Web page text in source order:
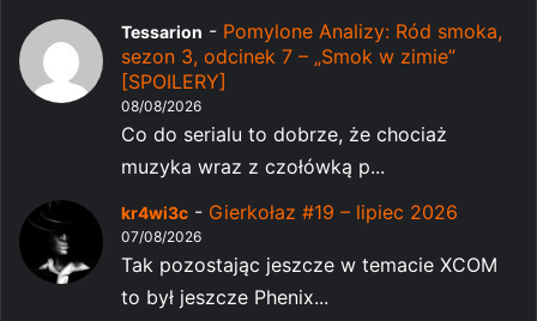
Tessarion - Pomylone Analizy: Ród smoka,
sezon 3, odcinek 7 – „Smok w zimie”
[SPOILERY]
08/08/2026
Co do serialu to dobrze, że chociaż
muzyka wraz z czołówką p...
kr4wi3c - Gierkołaz #19 – lipiec 2026
07/08/2026
Tak pozostając jeszcze w temacie XCOM
to był jeszcze Phenix...